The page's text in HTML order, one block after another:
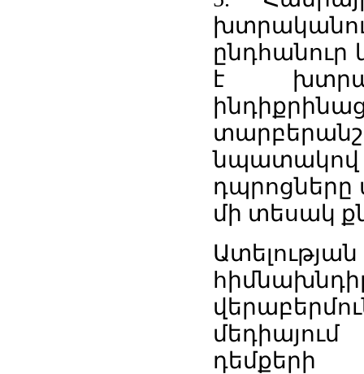
ընդհանուր
է
դպրոցները
մի տեսակ
դեմքերի